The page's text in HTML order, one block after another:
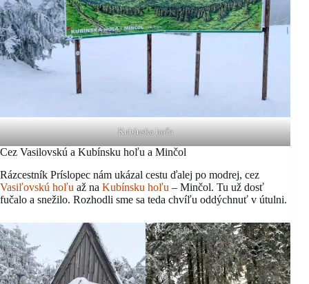
Kubínska hoľa
Cez Vasilovskú a Kubínsku hoľu a Minčol
Rázcestník Príslopec nám ukázal cestu ďalej po modrej, cez
Vasiľovskú hoľu až na Kubínsku hoľu – Minčol. Tu už dosť
fučalo a snežilo. Rozhodli sme sa teda chvíľu oddýchnuť v útulni.